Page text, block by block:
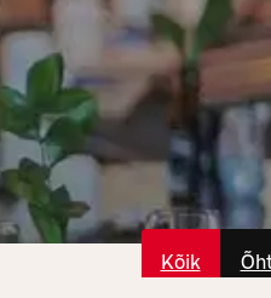
Kõik